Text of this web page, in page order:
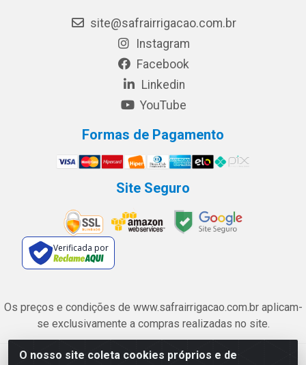
O nosso site coleta cookies próprios e de
site@safrairrigacao.com.br
Instagram
Facebook
Linkedin
YouTube
Formas de Pagamento
Site Seguro
Verificada por
Os preços e condições de www.safrairrigacao.com.br aplicam-
se exclusivamente a compras realizadas no site.